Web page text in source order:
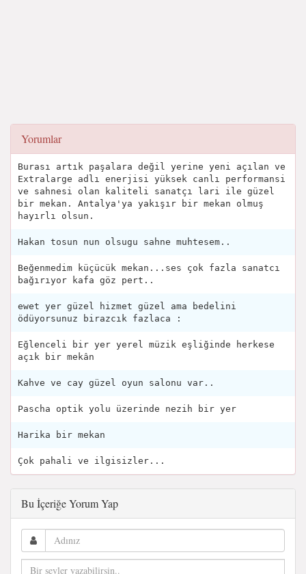
Yorumlar
Burası artık paşalara değil yerine yeni açılan ve
Extralarge adlı enerjisi yüksek canlı performansi
ve sahnesi olan kaliteli sanatçı lari ile güzel
bir mekan. Antalya'ya yakışır bir mekan olmuş
hayırlı olsun.
Hakan tosun nun olsugu sahne muhtesem..
Beğenmedim küçücük mekan...ses çok fazla sanatcı
bağırıyor kafa göz pert..
ewet yer güzel hizmet güzel ama bedelini
ödüyorsunuz birazcık fazlaca :
Eğlenceli bir yer yerel müzik eşliğinde herkese
açık bir mekân
Kahve ve cay güzel oyun salonu var..
Pascha optik yolu üzerinde nezih bir yer
Harika bir mekan
Çok pahali ve ilgisizler...
Bu İçeriğe Yorum Yap